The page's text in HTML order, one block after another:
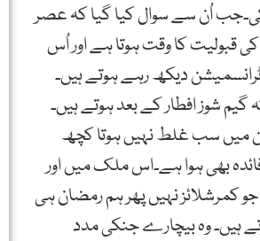
اُن سے سوال کیا گیا کہ عصر
قبولیت کا وقت ہوتا ہے اور اُس
دیکھ رہے ہوتے ہیں۔
گیم شوز افطار کے بعد ہوتے ہیں۔
میں سب غلط نہیں ہوتا کچھ
بھی ہوا ہے۔اس ملک میں اور
کمرشلائز نہیں پھر ہم رمضان ہی
ہیں۔ وہ بیچارے جنکی مدد